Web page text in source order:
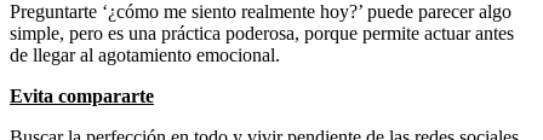
Preguntarte ‘¿cómo me siento realmente hoy?’ puede parecer algo
simple, pero es una práctica poderosa, porque permite actuar antes
de llegar al agotamiento emocional.
Evita compararte